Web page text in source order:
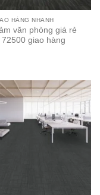
HÀNG NHANH
văn phòng giá rẻ
72500 giao hàng